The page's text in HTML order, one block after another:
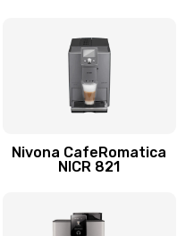
Nivona CafeRomatica
NICR 821